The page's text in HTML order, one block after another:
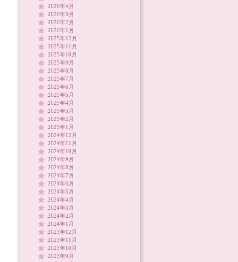
2026年4月
2026年3月
2026年2月
2026年1月
2025年12月
2025年11月
2025年10月
2025年9月
2025年8月
2025年7月
2025年6月
2025年5月
2025年4月
2025年3月
2025年2月
2025年1月
2024年12月
2024年11月
2024年10月
2024年9月
2024年8月
2024年7月
2024年6月
2024年5月
2024年4月
2024年3月
2024年2月
2024年1月
2023年12月
2023年11月
2023年10月
2023年9月